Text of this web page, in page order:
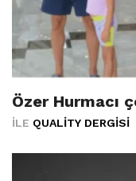
Özer Hurmacı
İLE QUALITY DERGISI